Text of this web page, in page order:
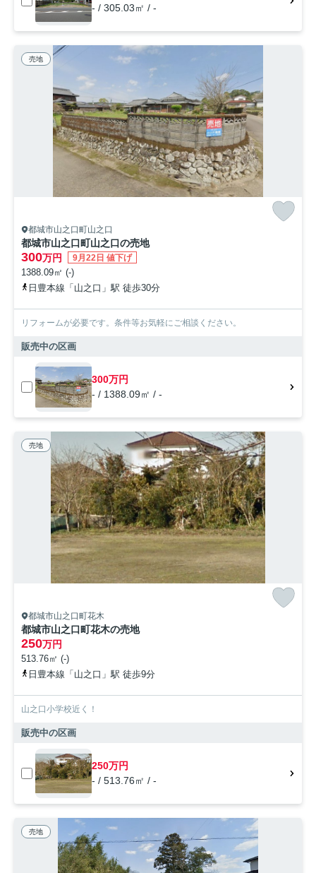
- / 305.03㎡ / -
売地
都城市山之口町山之口
都城市山之口町山之口の売地
300万円 9月22日 値下げ
1388.09㎡ (-)
日豊本線「山之口」駅 徒歩30分
リフォームが必要です。条件等お気軽にご相談ください。
販売中の区画
300万円
- / 1388.09㎡ / -
売地
都城市山之口町花木
都城市山之口町花木の売地
250万円
513.76㎡ (-)
日豊本線「山之口」駅 徒歩9分
山之口小学校近く！
販売中の区画
250万円
- / 513.76㎡ / -
売地